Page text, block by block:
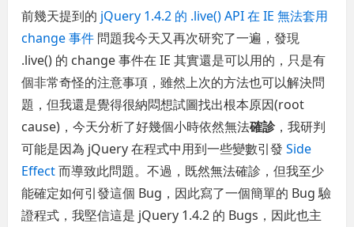
前幾天提到的 jQuery 1.4.2 的 .live() API 在 IE 無法套用
change 事件 問題我今天又再次研究了一遍，發現
.live() 的 change 事件在 IE 其實還是可以用的，只是有
個非常奇怪的注意事項，雖然上次的方法也可以解決問
題，但我還是覺得很納悶想試圖找出根本原因(root
cause)，今天分析了好幾個小時依然無法確診，我研判
可能是因為 jQuery 在程式中用到一些變數引發Side
Effect而導致此問題。不過，既然無法確診，但我至少
能確定如何引發這個 Bug，因此寫了一個簡單的 Bug 驗
證程式，我堅信這是 jQuery 1.4.2 的 Bugs，因此也主